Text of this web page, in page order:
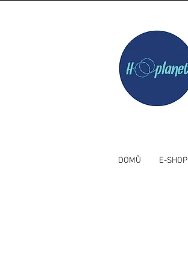
DOMŮ E-SHOP